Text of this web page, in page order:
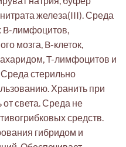
железа(III). Среда
лимфоцитов,
мозга, B-клеток,
T-лимфоцитов и
стерильно
Хранить при
света. Среда не
средств.
гибридом и